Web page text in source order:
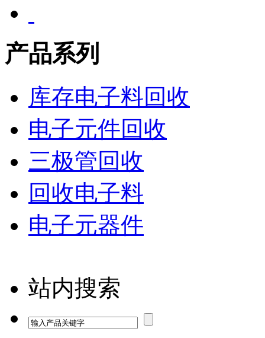
产品系列
库存电子料回收
电子元件回收
三极管回收
回收电子料
电子元器件
站内搜索